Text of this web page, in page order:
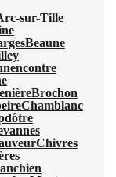
sur-Tille
Beaune
Brochon
Chamblanc
Chivres